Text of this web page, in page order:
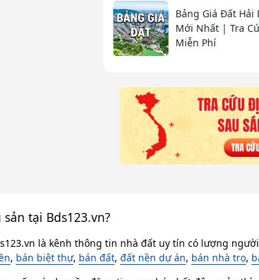
Bảng Giá Đất Hải
Mới Nhất | Tra
Miễn Phí
tại Bds123.vn?
là kênh thông tin nhà đất uy tín có lượng
, bán biệt thự, bán đất, đất nền dự án, bán nhà trọ,